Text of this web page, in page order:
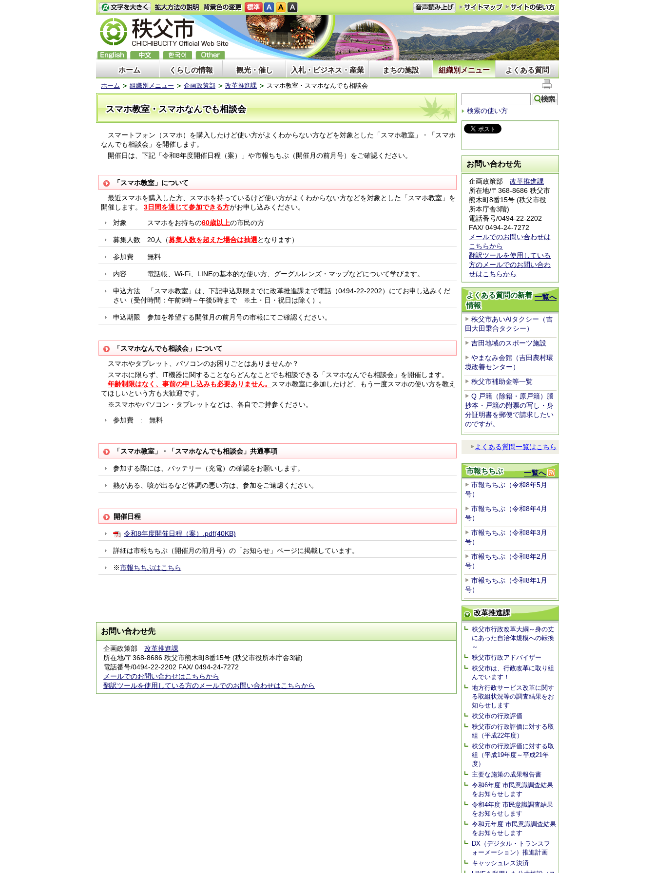
ホーム くらしの情報 観光・催し 入札・ビジネス・産業 まちの施設 組織別メニュー よくある質問
ホーム 組織別メニュー 企画政策部 改革推進課 スマホ教室・スマホなんでも相談会
スマホ教室・スマホなんでも相談会
スマートフォン（スマホ）を購入したけど使い方がよくわからない方などを対象とした「スマホ教室」・「スマホ
なんでも相談会」を開催します。
開催日は、下記「令和8年度開催日程（案）」や市報ちちぶ（開催月の前月号）をご確認ください。
「スマホ教室」について
最近スマホを購入した方、スマホを持っているけど使い方がよくわからない方などを対象とした「スマホ教室」を
開催します。 3日間を通じて参加できる方がお申し込みください。
対象 スマホをお持ちの60歳以上の市民の方
募集人数 20人（募集人数を超えた場合は抽選となります）
参加費 無料
内容 電話帳、Wi-Fi、LINEの基本的な使い方、グーグルレンズ・マップなどについて学びます。
申込方法 「スマホ教室」は、下記申込期限までに改革推進課まで電話（0494-22-2202）にてお申し込みくだ
さい（受付時間：午前9時～午後5時まで ※土・日・祝日は除く）。
申込期限 参加を希望する開催月の前月号の市報にてご確認ください。
「スマホなんでも相談会」について
スマホやタブレット、パソコンのお困りごとはありませんか？
スマホに限らず、IT機器に関することならどんなことでも相談できる「スマホなんでも相談会」を開催します。
年齢制限はなく、事前の申し込みも必要ありません。
スマホ教室に参加したけど、もう一度スマホの使い方を教え
てほしいという方も大歓迎です。
※スマホやパソコン・タブレットなどは、各自でご持参ください。
参加費 : 無料
「スマホ教室」・「スマホなんでも相談会」共通事項
参加する際には、バッテリー（充電）の確認をお願いします。
熱がある、咳が出るなど体調の悪い方は、参加をご遠慮ください。
開催日程
令和8年度開催日程（案）.pdf(40KB)
詳細は市報ちちぶ（開催月の前月号）の「お知らせ」ページに掲載しています。
※市報ちちぶはこちら
お問い合わせ先
企画政策部 改革推進課
所在地/〒368-8686 秩父市熊木町8番15号 (秩父市役所本庁舎3階)
電話番号/0494-22-2202 FAX/ 0494-24-7272
メールでのお問い合わせはこちらから
翻訳ツールを使用している方のメールでのお問い合わせはこちらから
検索の使い方
お問い合わせ先
企画政策部 改革推進課
所在地/〒368-8686 秩父市
熊木町8番15号 (秩父市役
所本庁舎3階)
電話番号/0494-22-2202
FAX/ 0494-24-7272
メールでのお問い合わせは
こちらから
翻訳ツールを使用している
方のメールでのお問い合わ
せはこちらから
一覧へ
よくある質問の新着
情報
秩父市あいAIタクシー（吉
田大田乗合タクシー）
吉田地域のスポーツ施設
やまなみ会館（吉田農村環
境改善センター）
秩父市補助金等一覧
Q 戸籍（除籍・原戸籍）謄
抄本・戸籍の附票の写し・身
分証明書を郵便で請求したい
のですが。
よくある質問一覧はこちら
一覧へ
市報ちちぶ
市報ちちぶ（令和8年5月
号）
市報ちちぶ（令和8年4月
号）
市報ちちぶ（令和8年3月
号）
市報ちちぶ（令和8年2月
号）
市報ちちぶ（令和8年1月
号）
改革推進課
秩父市行政改革大綱～身の丈
にあった自治体規模への転換
～
秩父市行政アドバイザー
秩父市は、行政改革に取り組
んでいます！
地方行政サービス改革に関す
る取組状況等の調査結果をお
知らせします
秩父市の行政評価
秩父市の行政評価に対する取
組（平成22年度）
秩父市の行政評価に対する取
組（平成19年度～平成21年
度）
主要な施策の成果報告書
令和6年度 市民意識調査結果
をお知らせします
令和4年度 市民意識調査結果
をお知らせします
令和元年度 市民意識調査結果
をお知らせします
DX（デジタル・トランスフ
ォーメーション）推進計画
キャッシュレス決済